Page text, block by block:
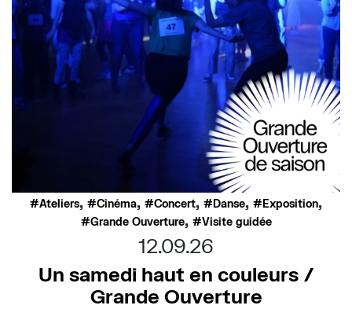
Ateliers, Cinéma, Concert, Danse, Exposition,
Grande Ouverture, Visite guidée
12.09.26
Un samedi haut en couleurs /
Grande Ouverture